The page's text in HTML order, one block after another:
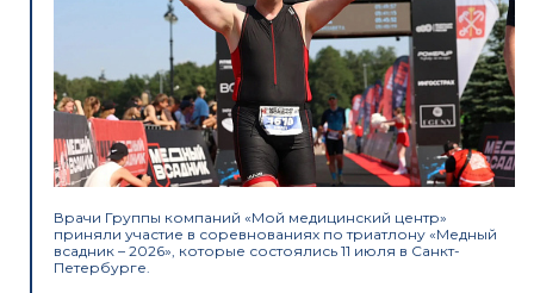
Врачи Группы компаний «Мой медицинский центр»
приняли участие в соревнованиях по триатлону «Медный
всадник – 2026», которые состоялись 11 июля в Санкт-
Петербурге.